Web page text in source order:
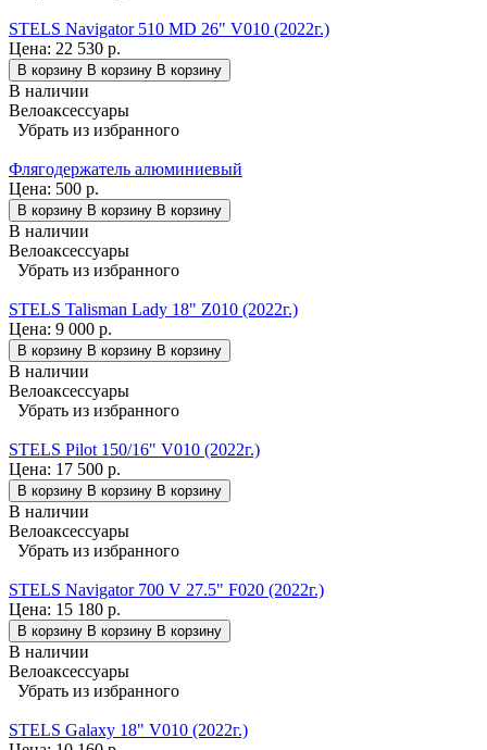
STELS Navigator 510 MD 26" V010 (2022г.)
Цена: 22 530 р.
В корзину В корзину В корзину
В наличии
Велоаксессуары
Убрать из избранного
Флягодержатель алюминиевый
Цена: 500 р.
В корзину В корзину В корзину
В наличии
Велоаксессуары
Убрать из избранного
STELS Talisman Lady 18" Z010 (2022г.)
Цена: 9 000 р.
В корзину В корзину В корзину
В наличии
Велоаксессуары
Убрать из избранного
STELS Pilot 150/16" V010 (2022г.)
Цена: 17 500 р.
В корзину В корзину В корзину
В наличии
Велоаксессуары
Убрать из избранного
STELS Navigator 700 V 27.5" F020 (2022г.)
Цена: 15 180 р.
В корзину В корзину В корзину
В наличии
Велоаксессуары
Убрать из избранного
STELS Galaxy 18" V010 (2022г.)